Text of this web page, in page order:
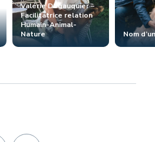
Valérie Degauquier –
Facilitatrice relation
Humain-Animal-
Nature
Nom